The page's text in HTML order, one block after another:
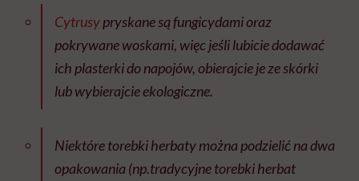
Cytrusypryskane są fungicydami oraz
pokrywane woskami, więc jeśli lubicie dodawać
ich plasterki do napojów, obierajcie je ze skórki
lub wybierajcie ekologiczne.
Niektóre torebki herbaty można podzielić na dwa
opakowania (np.tradycyjne torebki herbat